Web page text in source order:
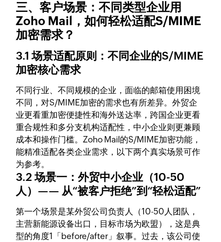
三、客户场景：不同类型企业用
Zoho Mail，如何轻松适配S/MIME
加密需求？
3.1 场景适配原则：不同企业的S/MIME
加密核心需求
不同行业、不同规模的企业，面临的邮箱使用困境
不同，对S/MIME加密的需求也有所差异。外贸企
业更看重加密便捷性和海外送达率，跨国企业更看
重合规性和多分支机构适配性，中小企业则更兼顾
成本和操作门槛。Zoho Mail的S/MIME加密功能，
能精准适配各类企业需求，以下两个真实场景可作
为参考。
3.2 场景一：外贸中小企业（10-50
人）—— 从“被客户拒绝”到“轻松适配”
第一个场景是某外贸公司负责人（10-50人团队，
主营新能源设备出口，目标市场为欧盟），这是典
型的角度1「before/after」叙事。过去，该公司使